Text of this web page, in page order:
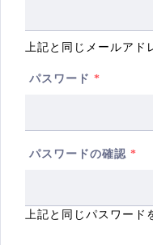
上記と同じメールアド
パスワード *
パスワードの確認 *
上記と同じパスワード